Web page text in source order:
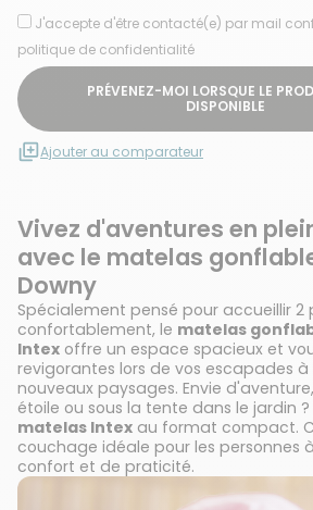
J'accepte d'être contacté(e) par mail
politique de confidentialité
PRÉVENEZ-MOI LORSQUE LE
DISPONIBLE
Ajouter au comparateur
Vivez d'aventures en
avec le matelas
Downy
Spécialement pensé pour accueillir 2
confortablement, le matelas
Intex offre un espace spacieux et
revigorantes lors de vos escapades
nouveaux paysages. Envie
étoile ou sous la tente dans le jardin ?
matelas Intex au format compact.
couchage idéale pour les personnes
confort et de praticité.